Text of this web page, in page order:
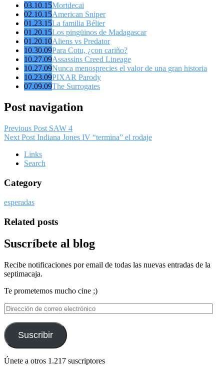
03.10.15Mortdecai
02.10.15American Sniper
01.23.15La familia Bélier
01.20.15Los pingüinos de Madagascar
01.20.10Aliens vs Predator
10.30.09Para Cotu, ¿con cariño?
10.27.09Assassins Creed Lineage
10.27.09Nunca menosprecies el valor de una gran historia
10.23.09PIXAR Parody
07.09.09The Surrogates
Post navigation
Previous Post SAW 4
Next Post Indiana Jones IV “termina” el rodaje
Links
Search
Category
esperadas
Related posts
Suscríbete al blog
Recibe notificaciones por email de todas las nuevas entradas de la
septimacaja.
Te prometemos mucho cine ;)
Dirección
de
correo
electrónico
Suscribir
Únete a otros 1.217 suscriptores